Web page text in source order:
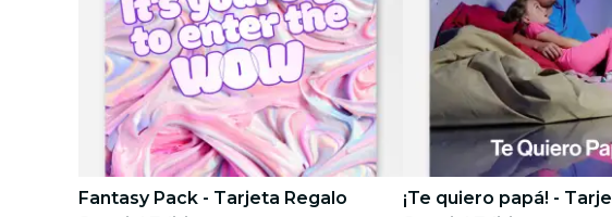
Fantasy Pack - Tarjeta Regalo
¡Te quiero papá! -